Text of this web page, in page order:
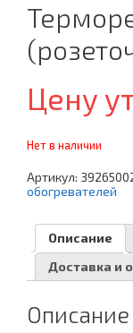
Цену
Нет в наличии
Артикул:
обогревателей
Описание
Доставка и
Описание